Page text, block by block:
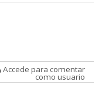
Accede para comentar
como usuario